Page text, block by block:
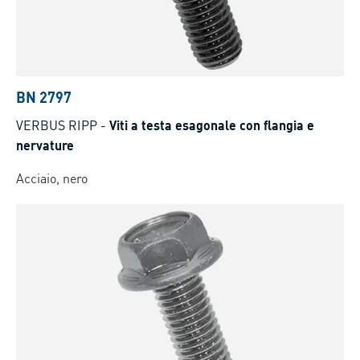
BN 2797
VERBUS RIPP - Viti a testa esagonale con flangia e
nervature
Acciaio, nero